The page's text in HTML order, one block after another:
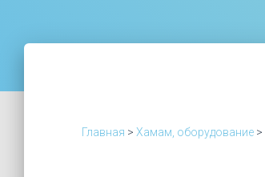
Акция!!!
Акция!!!
Главная > Хамам, оборудование >